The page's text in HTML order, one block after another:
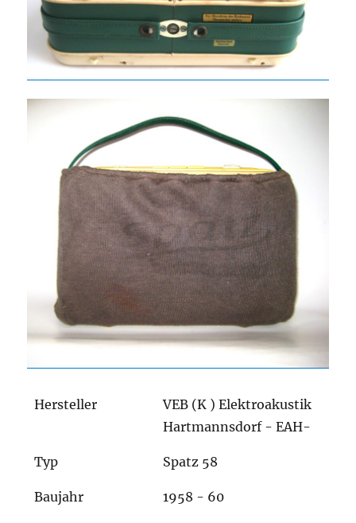
Hersteller
VEB (K ) Elektroakustik
Hartmannsdorf - EAH-
Typ Spatz 58
Baujahr 1958 - 60